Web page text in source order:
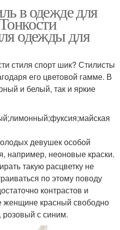
в одежде для
одежды для
стиля спорт шик? Стилисты
его цветовой гамме. В
и белый, так и яркие
девушек особой
например, неоновые краски.
такую расцветку не
по этому поводу
контрастов и
женщине красный свободно
розовый с синим.